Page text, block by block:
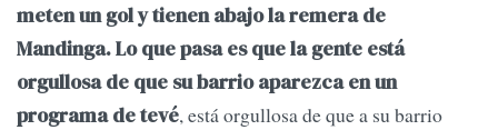
meten un gol y tienen abajo la remera de
Mandinga. Lo que pasa es que la gente está
orgullosa de que su barrio aparezca en un
programa de tevé, está orgullosa de que a su barrio